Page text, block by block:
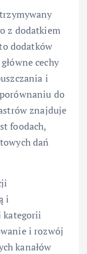
z dodatkiem
dodatków
cechy
i
do
znajduje
foodach,
dań
i
kategorii
i rozwój
kanałów